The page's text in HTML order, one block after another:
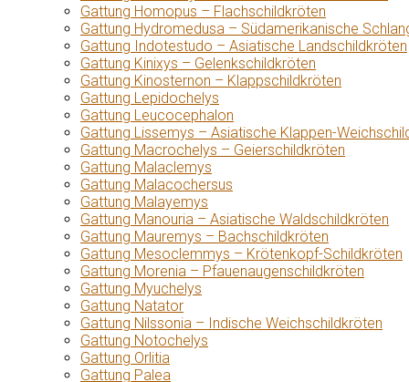
Gattung Homopus – Flachschildkröten
Gattung Hydromedusa – Südamerikanische
Gattung Indotestudo – Asiatische Landschildkröten
Gattung Kinixys – Gelenkschildkröten
Gattung Kinosternon – Klappschildkröten
Gattung Lepidochelys
Gattung Leucocephalon
Gattung Lissemys – Asiatische Klappen-
Gattung Macrochelys – Geierschildkröten
Gattung Malaclemys
Gattung Malacochersus
Gattung Malayemys
Gattung Manouria – Asiatische Waldschildkröten
Gattung Mauremys – Bachschildkröten
Gattung Mesoclemmys – Krötenkopf-Schildkröten
Gattung Morenia – Pfauenaugenschildkröten
Gattung Myuchelys
Gattung Natator
Gattung Nilssonia – Indische Weichschildkröten
Gattung Notochelys
Gattung Orlitia
Gattung Palea